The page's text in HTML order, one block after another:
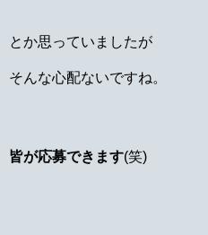
とか思っていましたが
そんな心配ないですね。
皆が応募できます(笑)